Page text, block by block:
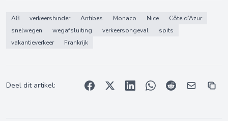
A8 verkeershinder Antibes Monaco Nice
Côte d’Azur
snelwegen
wegafsluiting verkeersongeval
spits
vakantieverkeer
Frankrijk
Deel dit artikel: